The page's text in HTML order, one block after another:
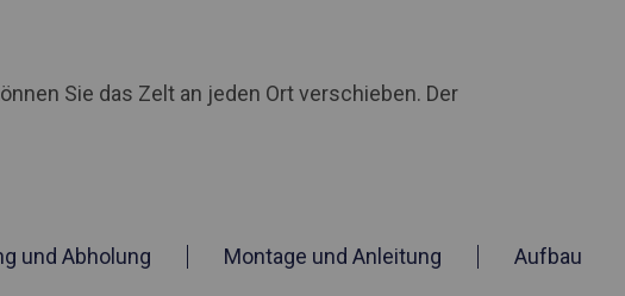
Sie das Zelt an jeden Ort verschieben. Der
und Abholung Montage und Anleitung Aufbau